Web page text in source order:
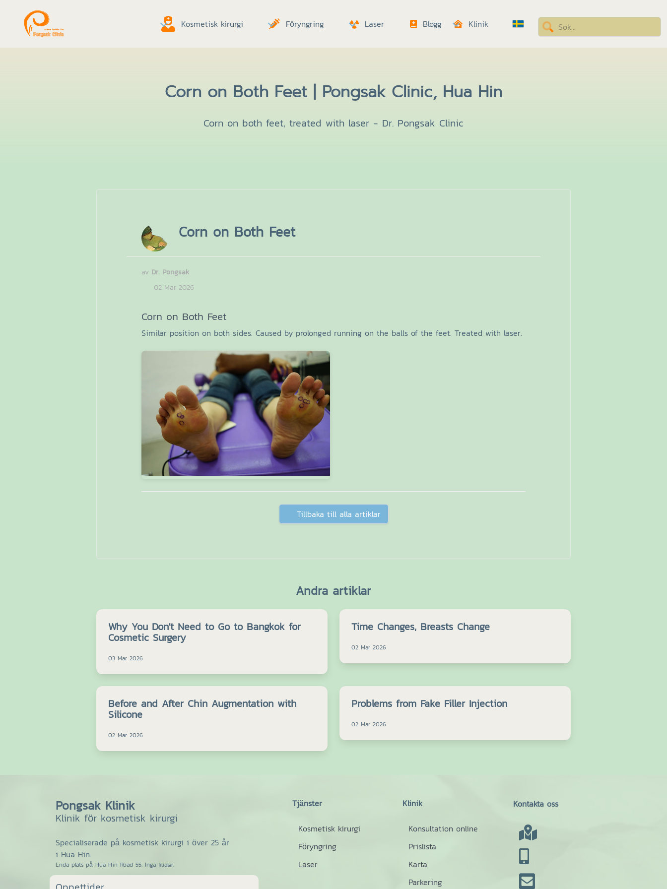
Kosmetisk kirurgi Föryngring Laser Blogg Klinik
Corn on Both Feet | Pongsak Clinic, Hua Hin
Corn on both feet, treated with laser - Dr. Pongsak Clinic
Corn on Both Feet
av Dr. Pongsak
02 Mar 2026
Corn on Both Feet
Similar position on both sides. Caused by prolonged running on the balls of the feet. Treated with laser.
Tillbaka till alla artiklar
Andra artiklar
Why You Don't Need to Go to Bangkok for
Cosmetic Surgery
03 Mar 2026
Time Changes, Breasts Change
02 Mar 2026
Before and After Chin Augmentation with
Silicone
02 Mar 2026
Problems from Fake Filler Injection
02 Mar 2026
Pongsak Klinik
Klinik för kosmetisk kirurgi
Specialiserade på kosmetisk kirurgi i över 25 år
i Hua Hin.
Enda plats på Hua Hin Road 55. Inga filialer.
Tjänster
Kosmetisk kirurgi
Föryngring
Laser
Klinik
Konsultation online
Prislista
Karta
Parkering
Kontakta oss